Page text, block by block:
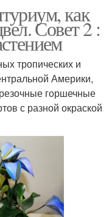
как
Совет 2 :
тропических и
Америки,
горшечные
с разной окраской